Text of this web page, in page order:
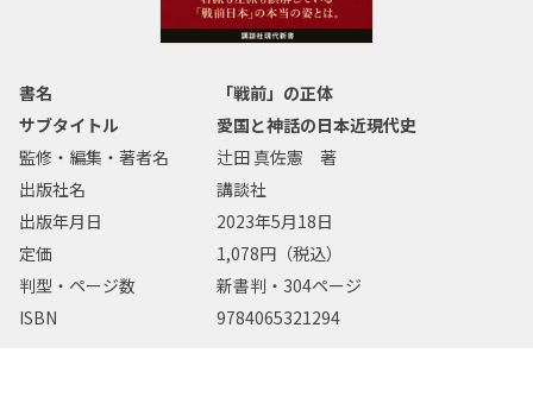
書名
「戦前」の正体
サブタイトル
愛国と神話の日本近現代史
監修・編集・著者名
辻田 真佐憲 著
出版社名
講談社
出版年月日
2023年5月18日
定価
1,078円（税込）
判型・ページ数
新書判・304ページ
ISBN
9784065321294